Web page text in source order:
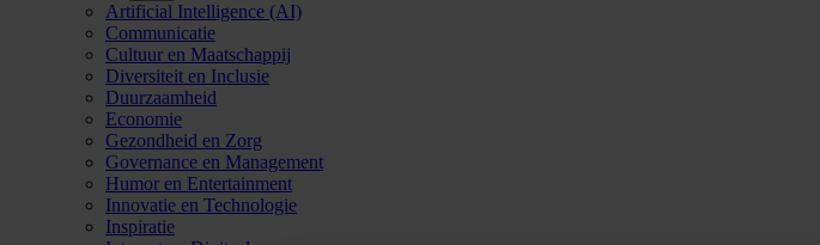
Artificial Intelligence (AI)
Communicatie
Cultuur en Maatschappij
Diversiteit en Inclusie
Duurzaamheid
Economie
Gezondheid en Zorg
Governance en Management
Humor en Entertainment
Innovatie en Technologie
Inspiratie